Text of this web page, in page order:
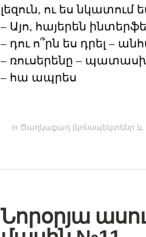
լեզուն, ու ես նկատում
– Այո, հայերեն
– դու ո՞րն ես դրել –
– ռուսերենը –
– հա ապրես
in Ծաղկաքաղ (կոնսպեկտենր և
Նորօրյա